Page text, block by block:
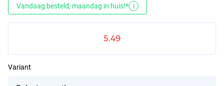
Vandaag besteld, maandag in huis!* i
5.49
Variant